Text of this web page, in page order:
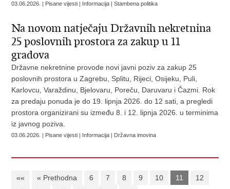
03.06.2026. | Pisane vijesti | Informacija | Stambena politika
Na novom natječaju Državnih nekretnina
25 poslovnih prostora za zakup u 11
gradova
Državne nekretnine provode novi javni poziv za zakup 25
poslovnih prostora u Zagrebu, Splitu, Rijeci, Osijeku, Puli,
Karlovcu, Varaždinu, Bjelovaru, Poreču, Daruvaru i Čazmi. Rok
za predaju ponuda je do 19. lipnja 2026. do 12 sati, a pregledi
prostora organizirani su između 8. i 12. lipnja 2026. u terminima
iz javnog poziva.
03.06.2026. | Pisane vijesti | Informacija | Državna imovina
«« « Prethodna 6 7 8 9 10 11
12